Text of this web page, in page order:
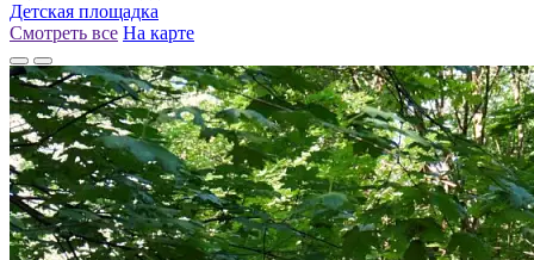
Детская площадка
Смотреть все На карте